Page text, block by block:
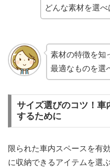
どんな素材を選
素材の特徴を知
最適なものを選
サイズ選びのコツ！車
するために
限られた車内スペースを有
に収納できるアイテムを選